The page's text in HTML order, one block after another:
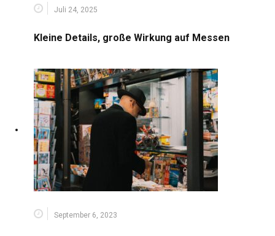
Juli 24, 2025
Kleine Details, große Wirkung auf Messen
September 6, 2023